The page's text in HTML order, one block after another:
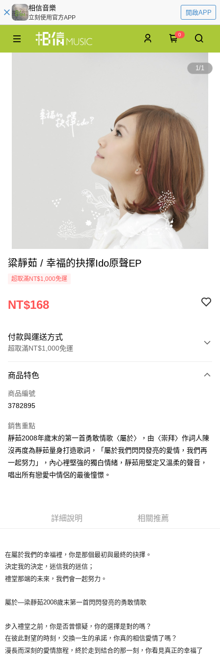
相信音樂
立刻使用官方APP
開啟APP
0
1/1
粱靜茹 / 幸福的抉擇Ido原聲EP
超取滿NT$1,000免運
NT$168
付款與運送方式
超取滿NT$1,000免運
信用卡一次付款
超商取貨付款
Apple Pay
悠遊付
Google Pay
每筆NT$65，滿NT$1,000(含以上)免運費
付款後全家取貨
每筆NT$65，滿NT$1,000(含以上)免運費
付款後7-11取貨
商品特色
商品編號
3782895
銷售重點
靜茹2008年歲末的第一首勇敢情歌〈屬於〉，由〈崇拜〉作詞人陳
沒再度為靜茹量身打造歌詞，「屬於我們閃閃發亮的愛情，我們再
一起努力」，內心裡堅強的獨白情緒，靜茹用堅定又溫柔的聲音，
唱出所有戀愛中情侶的最後憧憬。
詳細說明 相關推薦
在屬於我們的幸福裡，你是那個最初與最終的抉擇。
決定我的決定，迷信我的迷信；
禮堂那端的未來，我們會一起努力。
屬於—梁靜茹2008歲末第一首閃閃發亮的勇敢情歌
步入禮堂之前，你是否曾懷疑，你的選擇是對的嗎？
在彼此對望的時刻，交換一生的承諾，你真的相信愛情了嗎？
漫長而深刻的愛情旅程，終於走到結合的那一刻，你看見真正的幸福了